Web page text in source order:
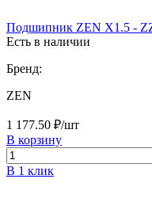
Подшипник ZEN X1.5 -
Есть в наличии
Бренд:
ZEN
1 177.50 ₽/шт
В корзину
В 1 клик